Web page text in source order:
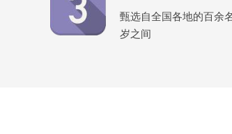
甄选自全国各地的百余
岁之间